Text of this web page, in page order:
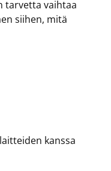
tarvetta vaihtaa
siihen, mitä
kanssa